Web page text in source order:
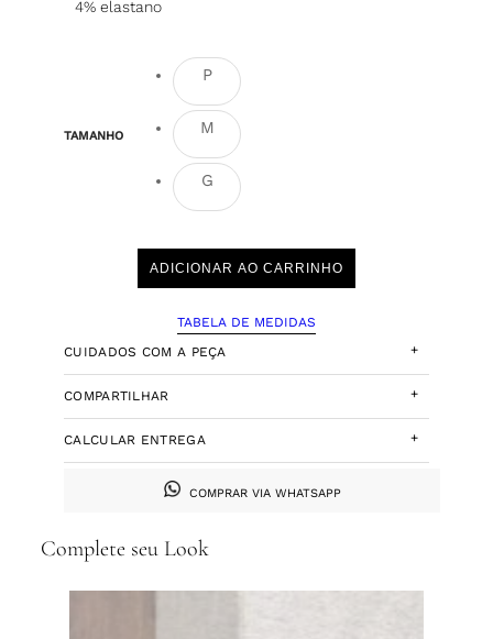
4% elastano
TAMANHO
P
M
G
ADICIONAR AO CARRINHO
TABELA DE MEDIDAS
CUIDADOS COM A PEÇA
+
COMPARTILHAR +
CALCULAR ENTREGA +
COMPRAR VIA WHATSAPP
Complete seu Look